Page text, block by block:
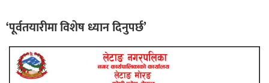
‘पूर्वतयारीमा विशेषध्यान दिनुपर्छ’